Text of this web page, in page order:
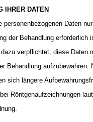
IHRER DATEN
personenbezogenen Daten
der Behandlung erforderlich
verpflichtet, diese Daten
Behandlung aufzubewahren.
sich längere
Röntgenaufzeichnungen